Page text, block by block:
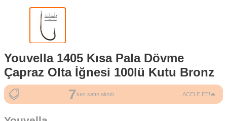
Youvella 1405 Kısa Pala Dövme
Çapraz Olta İğnesi 100lü Kutu Bronz
7 kez satın alındı
131kez görüntülendi ACELE ET!🔥